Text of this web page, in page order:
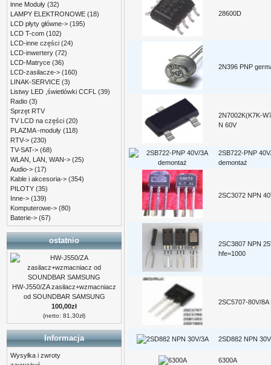
28600D
2N396 PNP
2N7002K(K7K-
N 60V
2SB722-PNP
demontaż
2SC3072 NPN
2SC3807 NPN
hfe=1000
2SC5707-80V/8A
2SD882 NPN
6300A
inne Moduły (32)
LAMPY ELEKTRONOWE (18)
LCD płyty główne-> (195)
LCD T-com (102)
LCD-inne części (24)
LCD-inwertery (72)
LCD-Matryce (36)
LCD-zasilacze-> (160)
LINAK-SERVICE (3)
Listwy LED ,świetlówki CCFL
(39)
Radio (3)
Sprzęt RTV
TV LCD na części (20)
PLAZMA -moduły (118)
RTV-> (230)
TV-SAT-> (68)
WLAN, LAN, WAN-> (25)
Audio-> (17)
Kable i akcesoria-> (354)
PILOTY (35)
Inne-> (139)
Komputerowe-> (80)
Baterie-> (67)
ostatnio
HW-J550/ZA zasilacz+wzmacniacz
od SOUNDBAR SAMSUNG
100,00zł
(netto: 81,30zł)
Informacja
Wysyłka i zwroty